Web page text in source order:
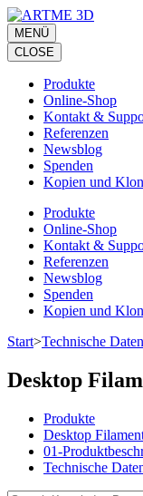
Zum
Inhalt
springen
(Eingabetaste
drücken)
MENÜ
CLOSE
Produkte
Online-Shop
Kontakt &
Referenzen
Newsblog
Spenden
Kopien und
Produkte
Online-Shop
Kontakt &
Referenzen
Newsblog
Spenden
Kopien und
Start>Technische
Desktop
Produkte
Desktop
01-
Technische